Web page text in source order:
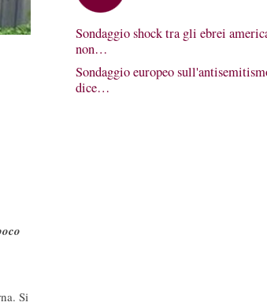
Si
Sondaggio shock tra gli ebrei
non…
Sondaggio europeo
dice…